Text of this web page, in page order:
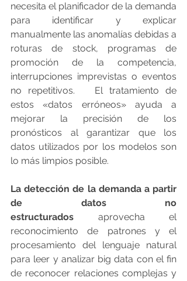
necesita el planificador de la demanda
para identificar y explicar
manualmente las anomalías debidas a
roturas de stock, programas de
promoción de la competencia,
interrupciones imprevistas o eventos
no repetitivos.   El tratamiento de
estos «datos erróneos» ayuda a
mejorar la precisión de los
pronósticos al garantizar que los
datos utilizados por los modelos son
lo más limpios posible.
La detección de la demanda a partir
de datos no
estructurados aprovecha el
reconocimiento de patrones y el
procesamiento del lenguaje natural
para leer y analizar big data con el fin
de reconocer relaciones complejas y